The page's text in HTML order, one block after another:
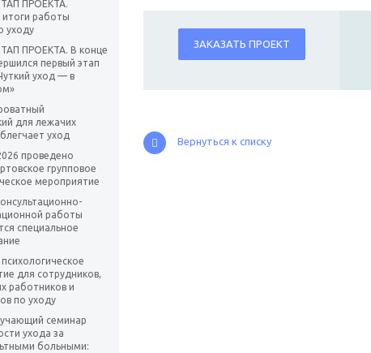
ПРОЕКТА.
работы
уходу
ПРОЕКТА. В конце
первый этап
уход — в
для лежачих
уход
проведено
групповое
мероприятие
работы
специальное
психологическое
для сотрудников,
работников и
по уходу
семинар
ухода за
больными:
ЗАКАЗАТЬ ПРОЕКТ
Вернуться к списку